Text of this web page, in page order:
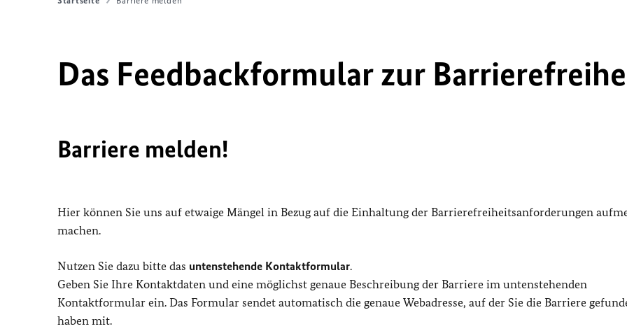
Das Feedbackformular zur
Barriere melden!
Hier können Sie uns auf etwaige Mängel in Bezug auf die Einhaltung der Barrierefreiheitsanforderungen
machen.
Nutzen Sie dazu bitte das untenstehende Kontaktformular.
Geben Sie Ihre Kontaktdaten und eine möglichst genaue Beschreibung der Barriere im untenstehenden
Kontaktformular ein. Das Formular sendet automatisch die genaue Webadresse, auf der Sie die Barriere
haben mit.